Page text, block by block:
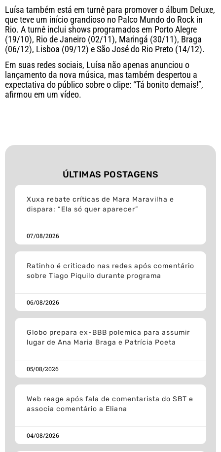
Luísa também está em turnê para promover o álbum Deluxe,
que teve um início grandioso no Palco Mundo do Rock in
Rio. A turnê inclui shows programados em Porto Alegre
(19/10), Rio de Janeiro (02/11), Maringá (30/11), Braga
(06/12), Lisboa (09/12) e São José do Rio Preto (14/12).
Em suas redes sociais, Luísa não apenas anunciou o
lançamento da nova música, mas também despertou a
expectativa do público sobre o clipe: “Tá bonito demais!”,
afirmou em um vídeo.
ÚLTIMAS POSTAGENS
Xuxa rebate críticas de Mara Maravilha e
dispara: “Ela só quer aparecer”
07/08/2026
Ratinho é criticado nas redes após comentário
sobre Tiago Piquilo durante programa
06/08/2026
Globo prepara ex-BBB polemica para assumir
lugar de Ana Maria Braga e Patrícia Poeta
05/08/2026
Web reage após fala de comentarista do SBT e
associa comentário a Eliana
04/08/2026